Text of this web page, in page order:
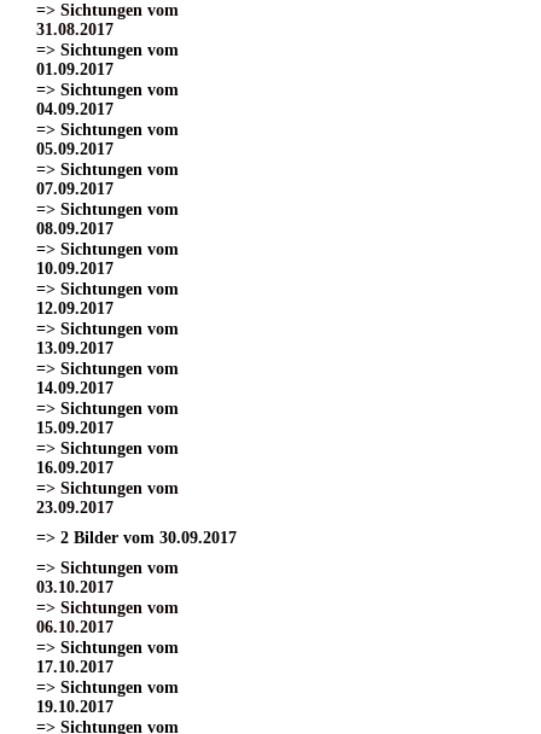
=> Sichtungen vom
31.08.2017
=> Sichtungen vom
01.09.2017
=> Sichtungen vom
04.09.2017
=> Sichtungen vom
05.09.2017
=> Sichtungen vom
07.09.2017
=> Sichtungen vom
08.09.2017
=> Sichtungen vom
10.09.2017
=> Sichtungen vom
12.09.2017
=> Sichtungen vom
13.09.2017
=> Sichtungen vom
14.09.2017
=> Sichtungen vom
15.09.2017
=> Sichtungen vom
16.09.2017
=> Sichtungen vom
23.09.2017
=> 2 Bilder vom 30.09.2017
=> Sichtungen vom
03.10.2017
=> Sichtungen vom
06.10.2017
=> Sichtungen vom
17.10.2017
=> Sichtungen vom
19.10.2017
=> Sichtungen vom